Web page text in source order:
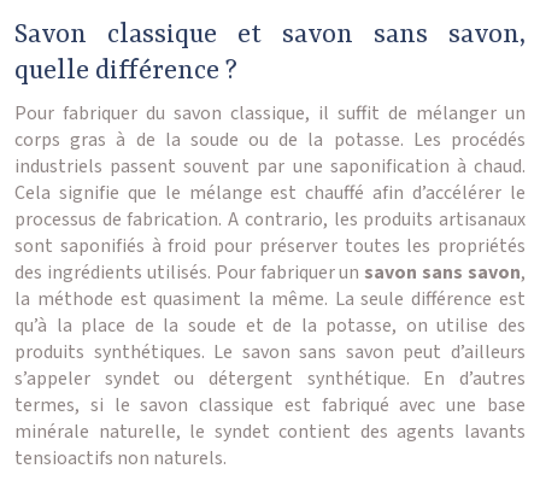
Savon classique et savon sans savon,
quelle différence ?
Pour fabriquer du savon classique, il suffit de mélanger un
corps gras à de la soude ou de la potasse. Les procédés
industriels passent souvent par une saponification à chaud.
Cela signifie que le mélange est chauffé afin d’accélérer le
processus de fabrication. A contrario, les produits artisanaux
sont saponifiés à froid pour préserver toutes les propriétés
des ingrédients utilisés. Pour fabriquer un savon sans savon,
la méthode est quasiment la même. La seule différence est
qu’à la place de la soude et de la potasse, on utilise des
produits synthétiques. Le savon sans savon peut d’ailleurs
s’appeler syndet ou détergent synthétique. En d’autres
termes, si le savon classique est fabriqué avec une base
minérale naturelle, le syndet contient des agents lavants
tensioactifs non naturels.